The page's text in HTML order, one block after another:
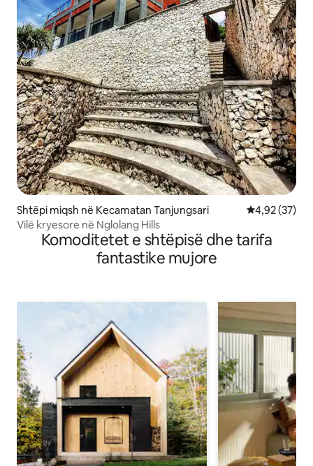
Shtëpi miqsh në Kecamatan Tanjungsari Vlerësimi
4,92 (37)
Vilë kryesore në Nglolang Hills
Komoditetet e shtëpisë dhe tarifa
fantastike mujore